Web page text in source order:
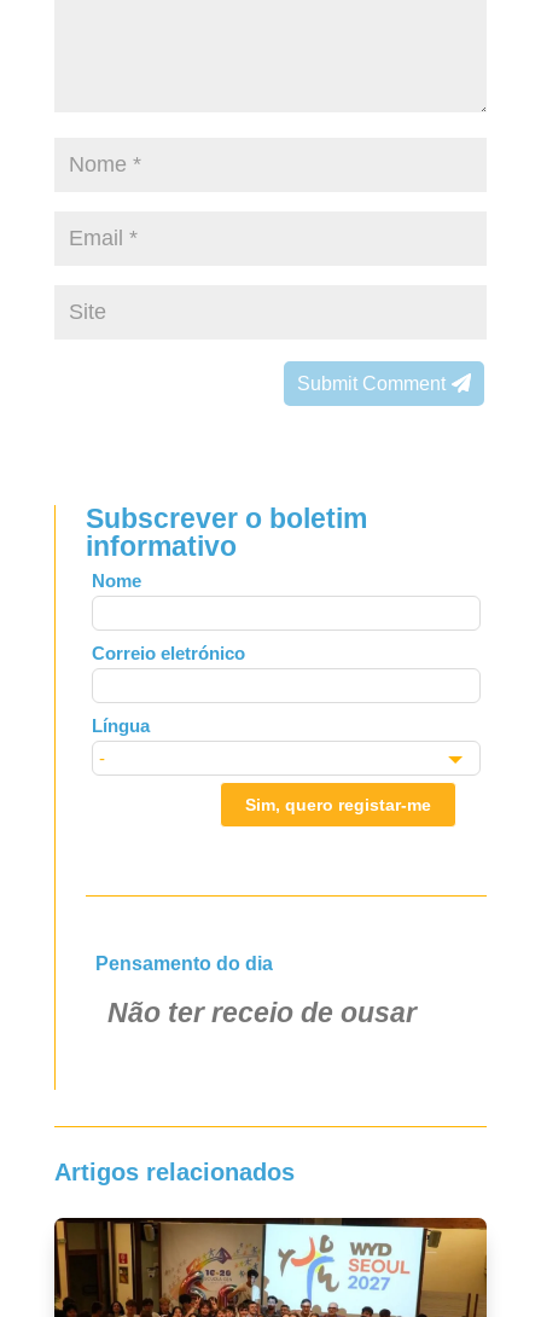
Submit Comment
Subscrever o boletim
informativo
Leave
this
field
blank
Nome
Correio eletrónico
Língua
Sim, quero registar-me
Pensamento do dia
Não ter receio de ousar
Artigos relacionados